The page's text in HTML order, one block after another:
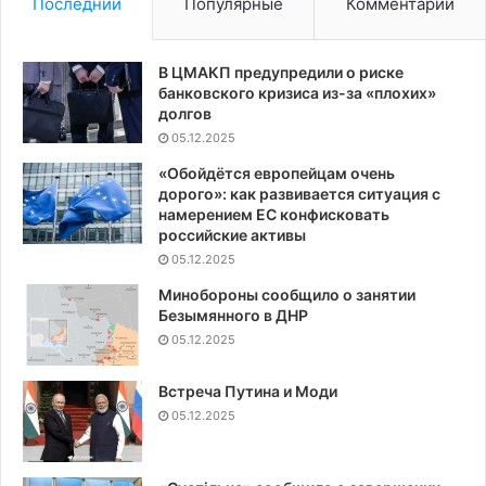
В ЦМАКП предупредили о риске
банковского кризиса из-за «плохих»
долгов
05.12.2025
«Обойдётся европейцам очень
дорого»: как развивается ситуация с
намерением ЕС конфисковать
российские активы
05.12.2025
Минобороны сообщило о занятии
Безымянного в ДНР
05.12.2025
Встреча Путина и Моди
05.12.2025